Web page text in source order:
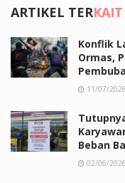
ARTIKEL TERKAIT
Konflik
Ormas,
11/07/2026
Beban
02/06/2026